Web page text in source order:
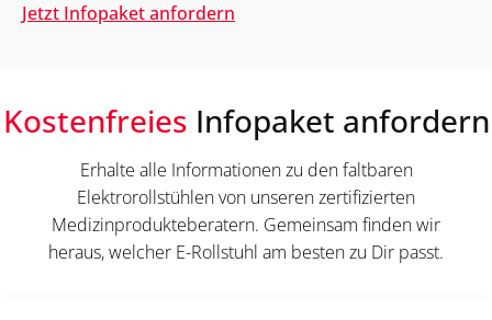
Jetzt Infopaket anfordern
Kostenfreies Infopaket anfordern
Erhalte alle Informationen zu den faltbaren
Elektrorollstühlen von unseren zertifizierten
Medizinprodukteberatern. Gemeinsam finden wir
heraus, welcher E-Rollstuhl am besten zu Dir passt.